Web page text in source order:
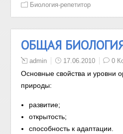
Биология-репетитор
ОБЩАЯ
admin 17.06.2010 0
Основные свойства и уровни
природы:
развитие;
открытость;
способность к адаптации.